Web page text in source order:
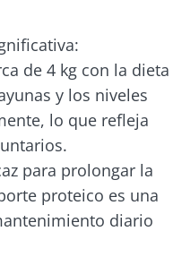
de 4 kg con la dieta
y los niveles
lo que refleja
para prolongar la
proteico es una
diario